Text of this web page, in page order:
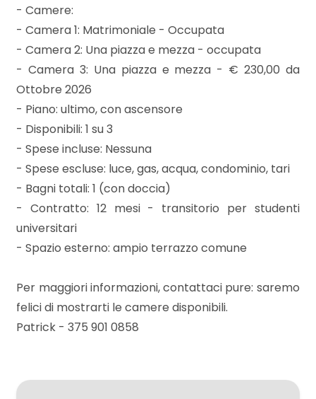
- Camere:
- Camera 1: Matrimoniale - Occupata
- Camera 2: Una piazza e mezza - occupata
- Camera 3: Una piazza e mezza - € 230,00 da
Ottobre 2026
- Piano: ultimo, con ascensore
- Disponibili: 1 su 3
- Spese incluse: Nessuna
- Spese escluse: luce, gas, acqua, condominio, tari
- Bagni totali: 1 (con doccia)
- Contratto: 12 mesi - transitorio per studenti
universitari
- Spazio esterno: ampio terrazzo comune
Per maggiori informazioni, contattaci pure: saremo
felici di mostrarti le camere disponibili.
Patrick - 375 901 0858
4
5
5+
Bagni
minimi
Qualsiasi
1
4